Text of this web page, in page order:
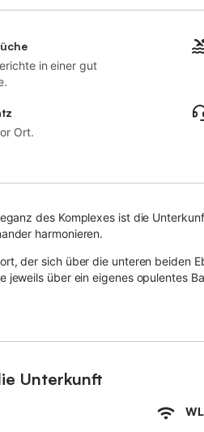
in einer gut
Ort.
des Komplexes ist die
harmonieren.
der sich über die unteren beiden
jeweils über ein eigenes opulentes
ist ein privater Pool, eine Oase der
in das kühle, einladende Wasser.
eingeladen, sich direkt mit den
Unterkunft